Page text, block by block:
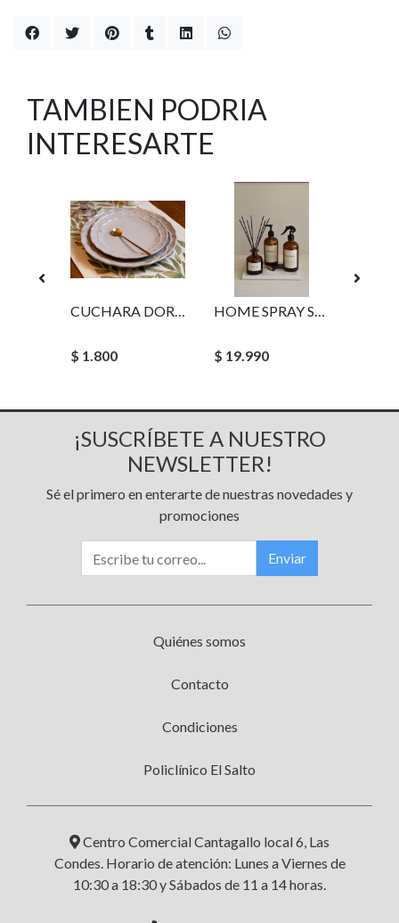
TAMBIEN PODRIA
INTERESARTE
CUCHARA DORADA SIMPLE
$ 1.800
HOME SPRAY SAINT SANDAL AMBAR 500 ML MADISON
$ 19.990
¡SUSCRÍBETE A NUESTRO
NEWSLETTER!
Sé el primero en enterarte de nuestras novedades y
promociones
Enviar
Quiénes somos
Contacto
Condiciones
Policlínico El Salto
Centro Comercial Cantagallo local 6, Las
Condes. Horario de atención: Lunes a Viernes de
10:30 a 18:30 y Sábados de 11 a 14 horas.